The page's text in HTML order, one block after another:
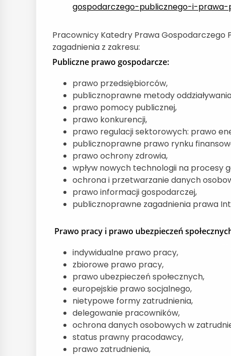
gospodarczego-publicznego-i-
Pracownicy Katedry Prawa Gospodarczego
zagadnienia z zakresu:
Publiczne prawo gospodarcze:
prawo przedsiębiorców,
publicznoprawne metody
prawo pomocy publicznej,
prawo konkurencji,
prawo regulacji sektorowych: prawo
publicznoprawne prawo rynku
prawo ochrony zdrowia,
wpływ nowych technologii na procesy
ochrona i przetwarzanie danych
prawo informacji gospodarczej,
publicznoprawne zagadnienia prawa
Prawo pracy i prawo ubezpieczeń
indywidualne prawo pracy,
zbiorowe prawo pracy,
prawo ubezpieczeń społecznych,
europejskie prawo socjalnego,
nietypowe formy zatrudnienia,
delegowanie pracowników,
ochrona danych osobowych w
status prawny pracodawcy,
prawo zatrudnienia,